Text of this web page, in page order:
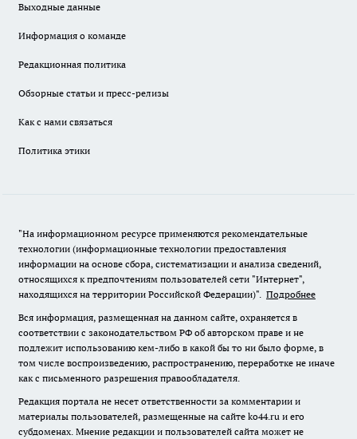
Выходные данные
Информация о команде
Редакционная политика
Обзорные статьи и пресс-релизы
Как с нами связаться
Политика этики
"На информационном ресурсе применяются рекомендательные
технологии (информационные технологии предоставления
информации на основе сбора, систематизации и анализа сведений,
относящихся к предпочтениям пользователей сети "Интернет",
находящихся на территории Российской Федерации)". Подробнее
Вся информация, размещенная на данном сайте, охраняется в
соответствии с законодательством РФ об авторском праве и не
подлежит использованию кем-либо в какой бы то ни было форме, в
том числе воспроизведению, распространению, переработке не иначе
как с письменного разрешения правообладателя.
Редакция портала не несет ответственности за комментарии и
материалы пользователей, размещенные на сайте ko44.ru и его
субдоменах. Мнение редакции и пользователей сайта может не